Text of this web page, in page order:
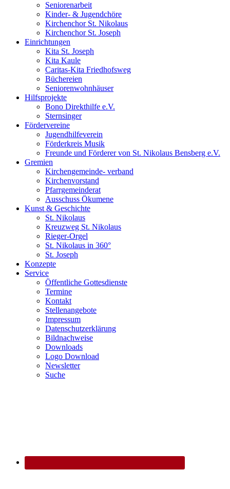
Seniorenarbeit
Kinder- & Jugendchöre
Kirchenchor St. Nikolaus
Kirchenchor St. Joseph
Einrichtungen
Kita St. Joseph
Kita Kaule
Caritas-Kita Friedhofsweg
Büchereien
Seniorenwohnhäuser
Hilfsprojekte
Bono Direkthilfe e.V.
Sternsinger
Fördervereine
Jugendhilfeverein
Förderkreis Musik
Freunde und Förderer von St. Nikolaus Bensberg e.V.
Gremien
Kirchengemeinde- verband
Kirchenvorstand
Pfarrgemeinderat
Ausschuss Ökumene
Kunst & Geschichte
St. Nikolaus
Kreuzweg St. Nikolaus
Rieger-Orgel
St. Nikolaus in 360°
St. Joseph
Konzepte
Service
Öffentliche Gottesdienste
Termine
Kontakt
Stellenangebote
Impressum
Datenschutzerklärung
Bildnachweise
Downloads
Logo Download
Newsletter
Suche